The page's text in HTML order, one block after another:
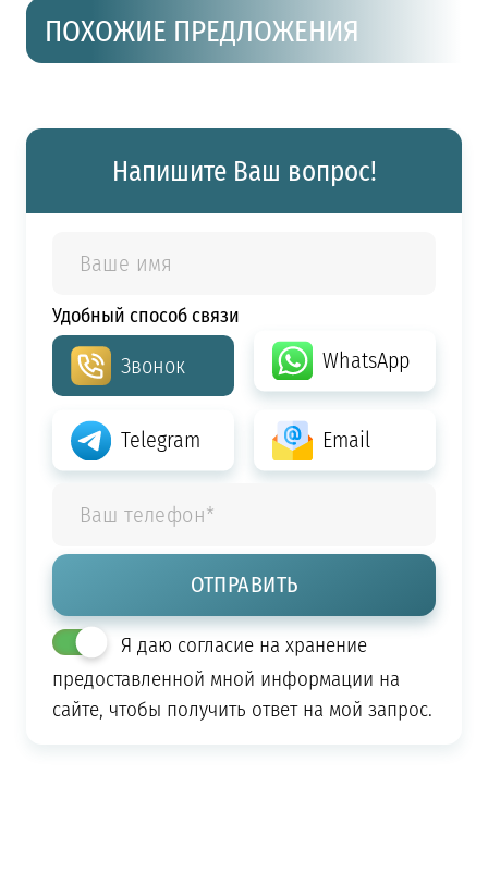
ПОХОЖИЕ ПРЕДЛОЖЕНИЯ
Напишите Ваш вопрос!
Удобный способ связи
Звонок WhatsApp
Telegram Email
Я даю согласие на хранение
предоставленной мной информации на
сайте, чтобы получить ответ на мой запрос.